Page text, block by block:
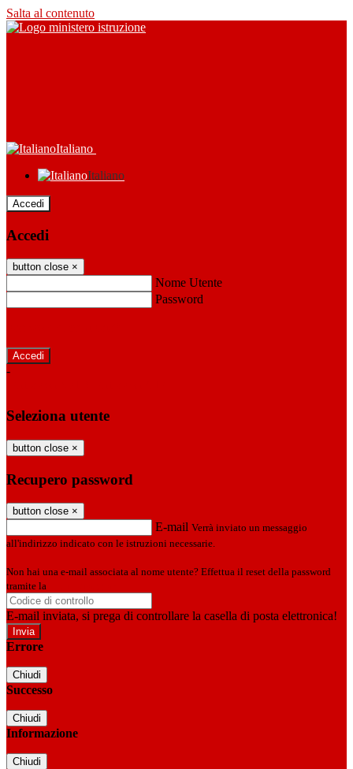
Salta al contenuto
Italiano
Italiano
Accedi
Accedi
button close ×
Nome Utente
Password
-
Seleziona utente
button close ×
Recupero password
button close ×
E-mail Verrà inviato un messaggio
all'indirizzo indicato con le istruzioni necessarie.
Non hai una e-mail associata al nome utente? Effettua il reset della password
tramite la
E-mail inviata, si prega di controllare la casella di posta elettronica!
Errore
Chiudi
Successo
Chiudi
Informazione
Chiudi